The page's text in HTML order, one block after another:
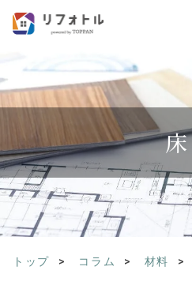
床
トップ コラム 材料